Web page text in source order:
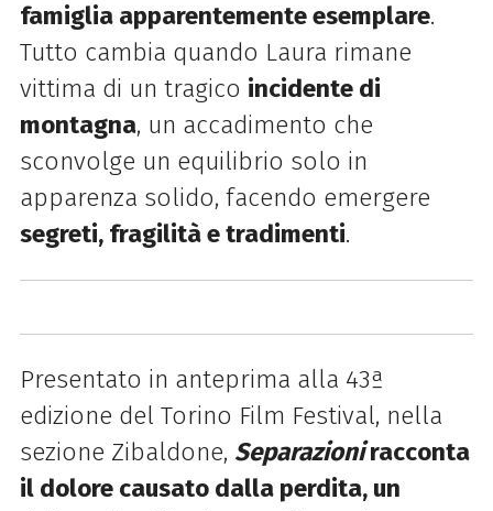
famiglia apparentemente esemplare.
Tutto cambia quando Laura rimane
vittima di un tragico incidente di
montagna, un accadimento che
sconvolge un equilibrio solo in
apparenza solido, facendo emergere
segreti, fragilità e tradimenti.
Presentato in anteprima alla 43ª
edizione del Torino Film Festival, nella
sezione Zibaldone, Separazioniracconta
il dolore causato dalla perdita, un